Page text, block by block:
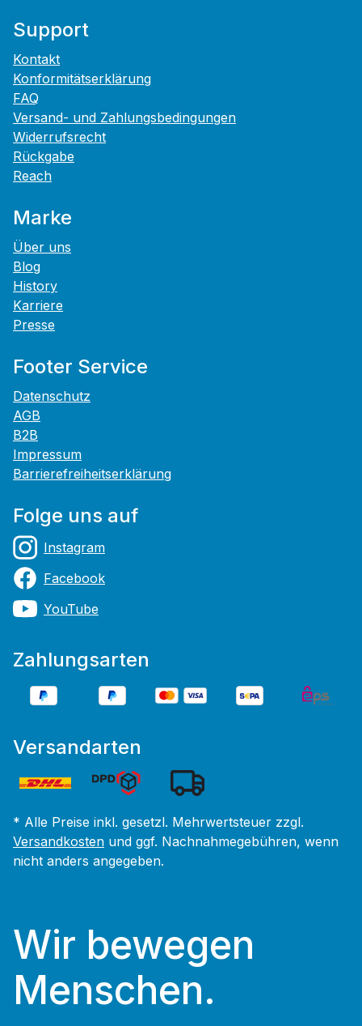
Support
Kontakt
Konformitätserklärung
FAQ
Versand- und Zahlungsbedingungen
Widerrufsrecht
Rückgabe
Reach
Marke
Über uns
Blog
History
Karriere
Presse
Footer Service
Datenschutz
AGB
B2B
Impressum
Barrierefreiheitserklärung
Folge uns auf
Instagram
Facebook
YouTube
Zahlungsarten
Versandarten
* Alle Preise inkl. gesetzl. Mehrwertsteuer zzgl.
Versandkosten und ggf. Nachnahmegebühren, wenn
nicht anders angegeben.
Wir bewegen
Menschen.